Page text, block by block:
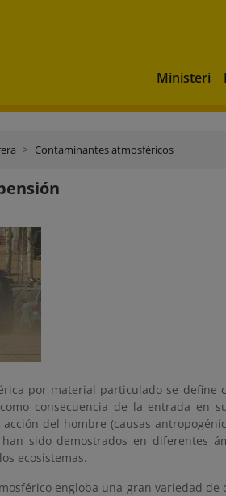
Ministeri
Contaminantes atmosféricos
por material particulado se define
consecuencia de la entrada en
del hombre (causas
sido demostrados en diferentes
ecosistemas.
engloba una gran variedad